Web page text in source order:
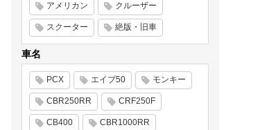
アメリカン クルーザー
スクーター 絶版・旧車
車名
PCX エイプ50 モンキー
CBR250RR CRF250F
CB400 CBR1000RR